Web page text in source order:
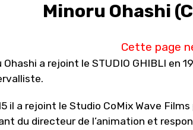
Minoru Ohashi
Cette page
Ohashi a rejoint le STUDIO GHIBLI en
il a rejoint le Studio CoMix Wave
du directeur de l’animation et